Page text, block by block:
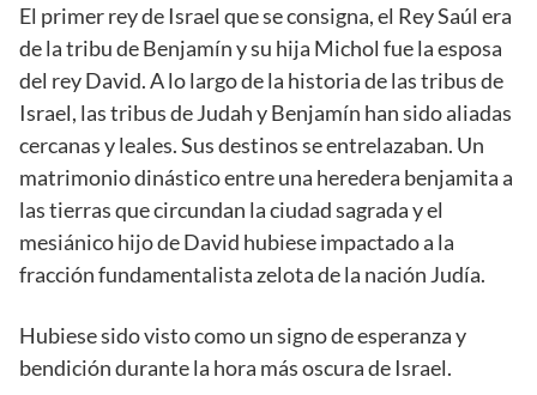
El primer rey de Israel que se consigna, el Rey Saúl era
de la tribu de Benjamín y su hija Michol fue la esposa
del rey David. A lo largo de la historia de las tribus de
Israel, las tribus de Judah y Benjamín han sido aliadas
cercanas y leales. Sus destinos se entrelazaban. Un
matrimonio dinástico entre una heredera benjamita a
las tierras que circundan la ciudad sagrada y el
mesiánico hijo de David hubiese impactado a la
fracción fundamentalista zelota de la nación Judía.
Hubiese sido visto como un signo de esperanza y
bendición durante la hora más oscura de Israel.